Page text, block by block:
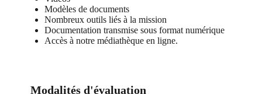
Modèles de documents
Nombreux outils liés à la mission
Documentation transmise sous format numérique
Accès à notre médiathèque en ligne.
Modalités d'évaluation